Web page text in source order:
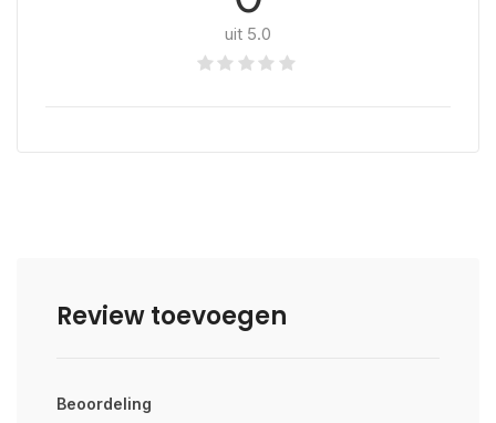
uit 5.0
Review toevoegen
Beoordeling